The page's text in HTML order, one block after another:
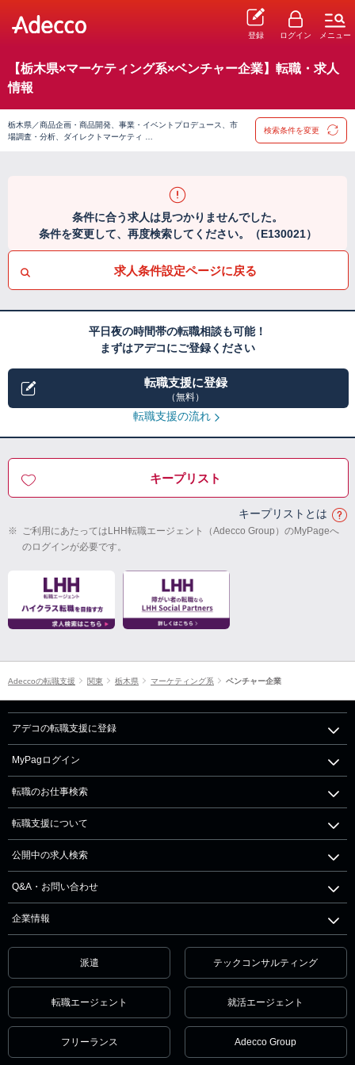
登録 ログイン メニュー
【栃木県×マーケティング系×ベンチャー企業】転職・求人
情報
栃木県／商品企画・商品開発、事業・イベントプロデュース、市
場調査・分析、ダイレクトマーケティ …
検索条件を変更
条件に合う求人は見つかりませんでした。
条件を変更して、再度検索してください。（E130021）
求人条件設定ページに戻る
平日夜の時間帯の転職相談も可能！
まずはアデコにご登録ください
転職支援に登録
（無料）
転職支援の流れ
キープリスト
キープリストとは
※ ご利用にあたってはLHH転職エージェント（Adecco Group）のMyPageへ
のログインが必要です。
Adeccoの転職支援 関東 栃木県 マーケティング系 ベンチャー企業
アデコの転職支援に登録
MyPagログイン
転職のお仕事検索
転職支援について
公開中の求人検索
Q&A・お問い合わせ
企業情報
派遣 テックコンサルティング
転職エージェント 就活エージェント
フリーランス Adecco Group